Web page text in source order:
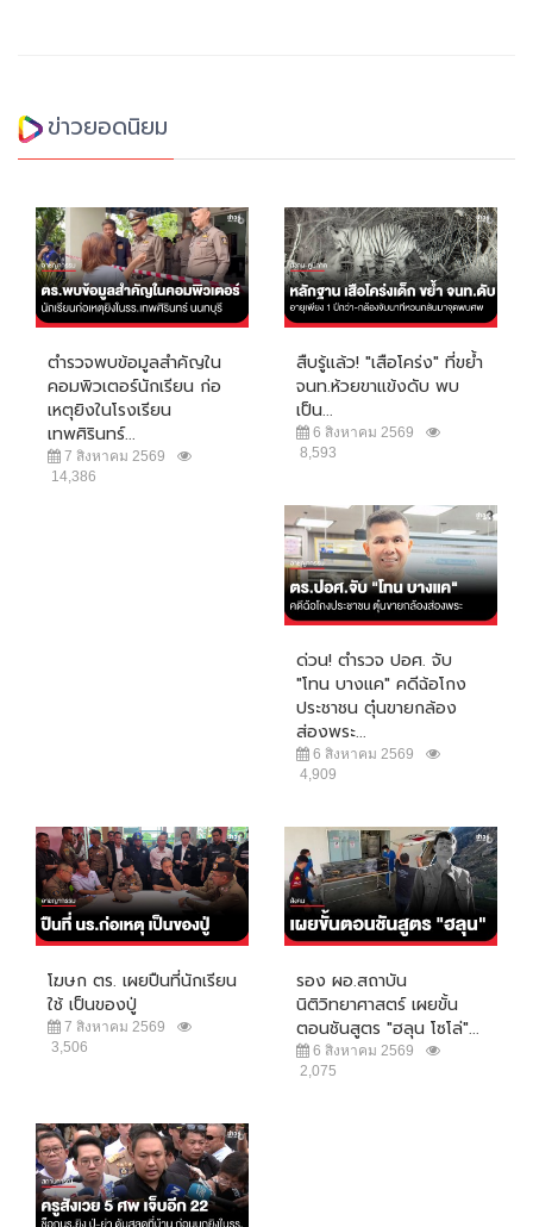
ข่าวยอดนิยม
ตำรวจพบข้อมูลสำคัญใน
คอมพิวเตอร์นักเรียน ก่อ
เหตุยิงในโรงเรียน
เทพศิรินทร์...
7 สิงหาคม 2569
14,386
สืบรู้แล้ว! "เสือโคร่ง" ที่ขย้ำ
จนท.ห้วยขาแข้งดับ พบ
เป็น...
6 สิงหาคม 2569
8,593
ด่วน! ตำรวจ ปอศ. จับ
"โทน บางแค" คดีฉ้อโกง
ประชาชน ตุ๋นขายกล้อง
ส่องพระ...
6 สิงหาคม 2569
4,909
โฆษก ตร. เผยปืนที่นักเรียน
ใช้ เป็นของปู่
7 สิงหาคม 2569
3,506
รอง ผอ.สถาบัน
นิติวิทยาศาสตร์ เผยขั้น
ตอนชันสูตร "ฮลุน โซโล่"...
6 สิงหาคม 2569
2,075